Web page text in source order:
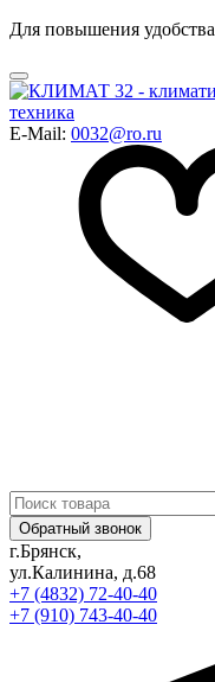
Для повышения
техника
E-Mail: 0032@ro.ru
Обратный звонок
г.Брянск,
ул.Калинина, д.68
+7 (4832) 72-40-40
+7 (910) 743-40-40